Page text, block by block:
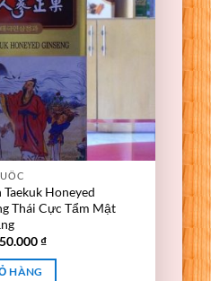
Honeyed
Thái Cực Tẩm Mật
₫
HÀNG